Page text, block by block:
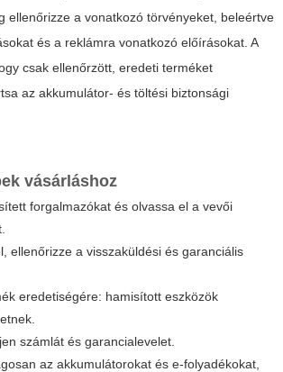
ellenőrizze a vonatkozó törvényeket, beleértve
és a reklámra vonatkozó előírásokat. A
csak ellenőrzött, eredeti terméket
az akkumulátor- és töltési biztonsági
vásárláshoz
forgalmazókat és olvassa el a vevői
ellenőrizze a visszaküldési és garanciális
eredetiségére: hamisított eszközök
számlát és garancialevelet.
az akkumulátorokat és e-folyadékokat,